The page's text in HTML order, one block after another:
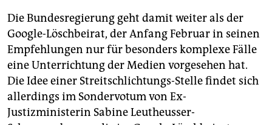
Die Bundesregierung geht damit weiter als der
Google-Löschbeirat, der Anfang Februar in seinen
Empfehlungen nur für besonders komplexe Fälle
eine Unterrichtung der Medien vorgesehen hat.
Die Idee einer Streitschlichtungs-Stelle findet sich
allerdings im Sondervotum von Ex-
Justizministerin Sabine Leutheusser-